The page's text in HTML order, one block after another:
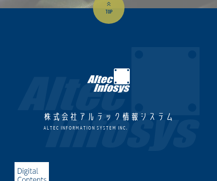
TOP
株式会社アルテック情報システム
ALTEC INFORMATION SYSTEM INC.